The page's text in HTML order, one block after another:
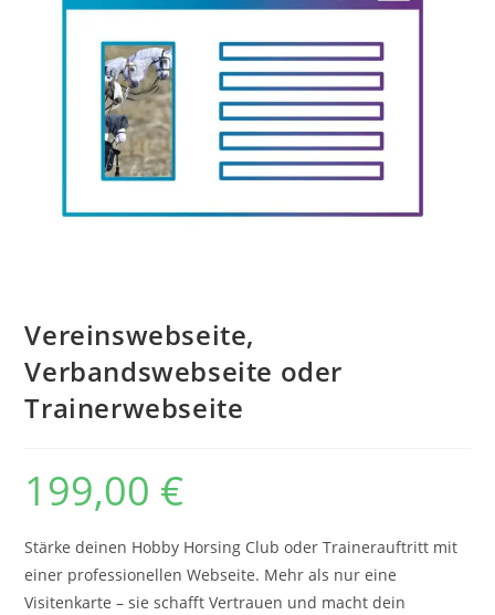
Vereinswebseite,
Verbandswebseite oder
Trainerwebseite
199,00 €
Stärke deinen Hobby Horsing Club oder Trainerauftritt mit
einer professionellen Webseite. Mehr als nur eine
Visitenkarte – sie schafft Vertrauen und macht dein